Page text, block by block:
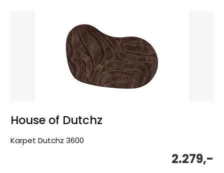
House of Dutchz
Karpet Dutchz 3600
2.279,-